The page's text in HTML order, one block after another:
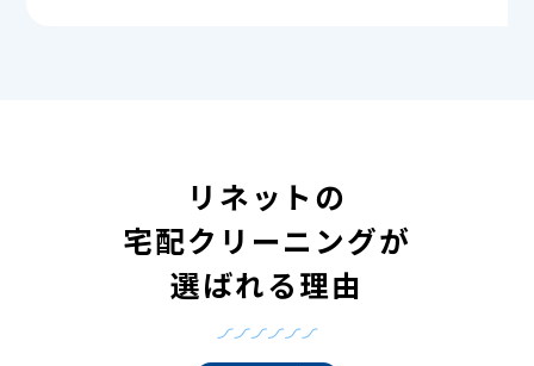
リネットの
宅配クリーニングが
選ばれる理由